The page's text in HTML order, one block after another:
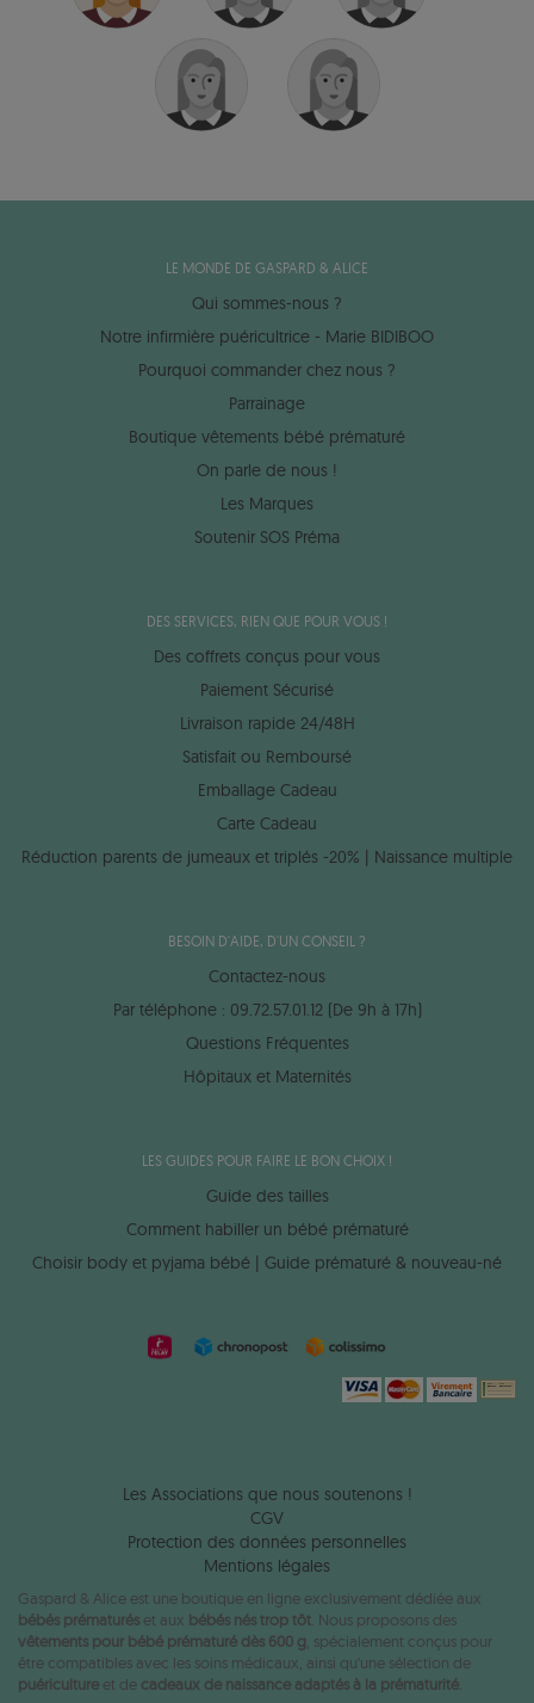
LE MONDE DE GASPARD & ALICE
Qui sommes-nous ?
Notre infirmière puéricultrice - Marie BIDIBOO
Pourquoi commander chez nous ?
Parrainage
Boutique vêtements bébé prématuré
On parle de nous !
Les Marques
Soutenir SOS Préma
DES SERVICES, RIEN QUE POUR VOUS !
Des coffrets conçus pour vous
Paiement Sécurisé
Livraison rapide 24/48H
Satisfait ou Remboursé
Emballage Cadeau
Carte Cadeau
Réduction parents de jumeaux et triplés -20% | Naissance multiple
BESOIN D'AIDE, D'UN CONSEIL ?
Contactez-nous
Par téléphone : 09.72.57.01.12 (De 9h à 17h)
Questions Fréquentes
Hôpitaux et Maternités
LES GUIDES POUR FAIRE LE BON CHOIX !
Guide des tailles
Comment habiller un bébé prématuré
Choisir body et pyjama bébé | Guide prématuré & nouveau-né
Les Associations que nous soutenons !
CGV
Protection des données personnelles
Mentions légales
Gaspard & Alice est une boutique en ligne exclusivement dédiée aux
bébés prématurés et aux bébés nés trop tôt . Nous proposons des
vêtements pour bébé prématuré dès 600 g , spécialement conçus pour
être compatibles avec les soins médicaux, ainsi qu’une sélection de
puériculture et de cadeaux de naissance adaptés à la prématurité